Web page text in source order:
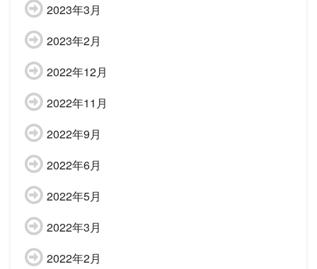
2023年3月
2023年2月
2022年12月
2022年11月
2022年9月
2022年6月
2022年5月
2022年3月
2022年2月